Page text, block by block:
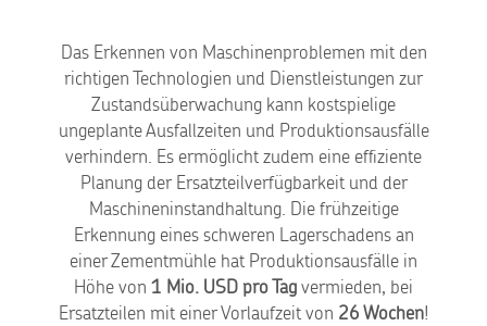
Das Erkennen von Maschinenproblemen mit den
richtigen Technologien und Dienstleistungen zur
Zustandsüberwachung kann kostspielige
ungeplante Ausfallzeiten und Produktionsausfälle
verhindern. Es ermöglicht zudem eine effiziente
Planung der Ersatzteilverfügbarkeit und der
Maschineninstandhaltung. Die frühzeitige
Erkennung eines schweren Lagerschadens an
einer Zementmühle hat Produktionsausfälle in
Höhe von1 Mio. USD pro Tagvermieden, bei
Ersatzteilen mit einer Vorlaufzeit von 26 Wochen!